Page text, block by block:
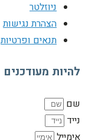
ניוזלטר
הצהרת נגישות
תנאים ופרטיות
להיות מעודכנים
שם
נייד
אימייל